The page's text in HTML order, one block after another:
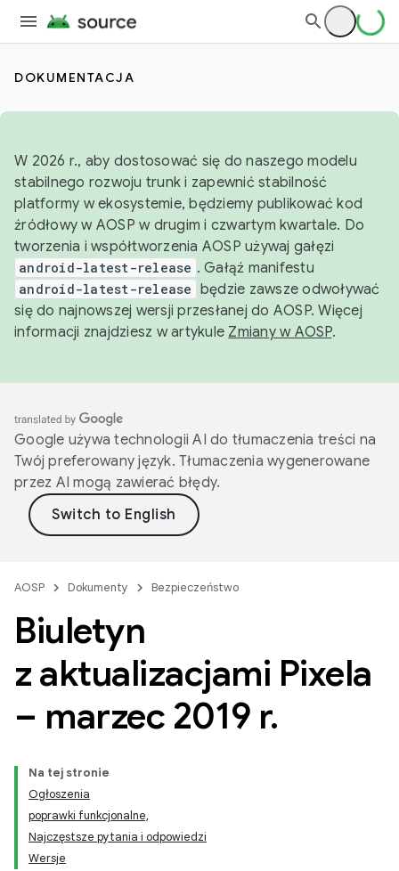
DOKUMENTACJA
W 2026 r., aby dostosować się do naszego modelu
stabilnego rozwoju trunk i zapewnić stabilność
platformy w ekosystemie, będziemy publikować kod
źródłowy w AOSP w drugim i czwartym kwartale. Do
tworzenia i współtworzenia AOSP używaj gałęzi
android-latest-release . Gałąź manifestu
android-latest-release będzie zawsze odwoływać
się do najnowszej wersji przesłanej do AOSP. Więcej
informacji znajdziesz w artykule Zmiany w AOSP.
Google używa technologii AI do tłumaczenia treści na
Twój preferowany język. Tłumaczenia wygenerowane
przez AI mogą zawierać błędy.
AOSP Dokumenty Bezpieczeństwo
Biuletyn
z aktualizacjami Pixela
– marzec 2019 r.
Na tej stronie
Ogłoszenia
poprawki funkcjonalne,
Najczęstsze pytania i odpowiedzi
Wersje